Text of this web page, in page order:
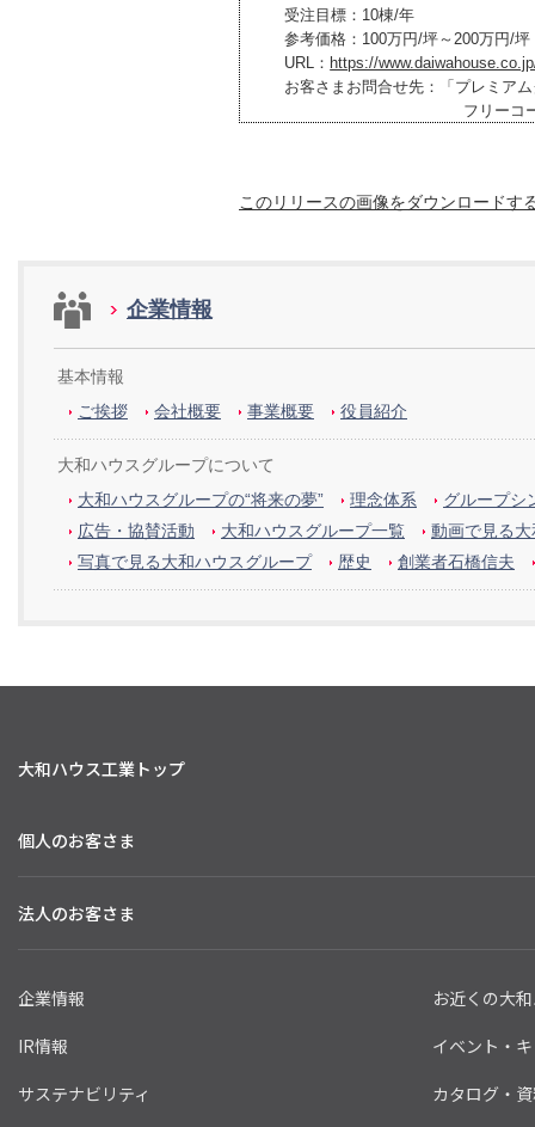
受注目標：10棟/年
参考価格：100万円/坪～200万円/坪
URL： https://
お客さまお問合せ先：「プレミア
フリーコ
このリリースの画像をダウンロードす
企業情報
基本情報
ご挨拶
会社概要 事業概要 役員紹介
大和ハウスグループについて
大和ハウスグループの“将来の夢”
理念体系
グループシ
広告・協賛活動
大和ハウスグループ一覧
動画で見る
写真で見る大和ハウスグループ
歴史 創業者石橋信夫
大和ハウス工業トップ
個人のお客さま
法人のお客さま
企業情報
IR情報
サステナビリティ
お近くの大
イベント・
カタログ・